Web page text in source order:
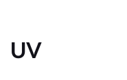
Turisme
UV